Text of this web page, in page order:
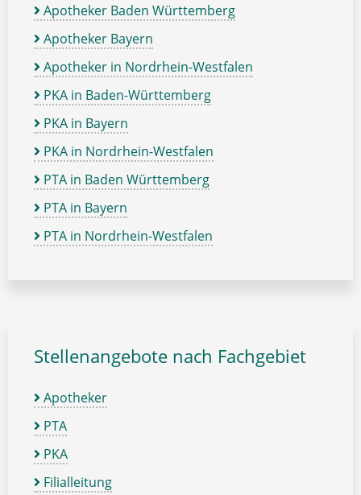
Apotheker Baden Württemberg
Apotheker Bayern
Apotheker in Nordrhein-Westfalen
PKA in Baden-Württemberg
PKA in Bayern
PKA in Nordrhein-Westfalen
PTA in Baden Württemberg
PTA in Bayern
PTA in Nordrhein-Westfalen
Stellenangebote nach Fachgebiet
Apotheker
PTA
PKA
Filialleitung